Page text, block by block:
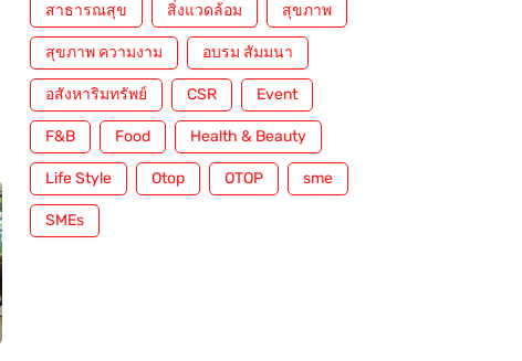
สาธารณสุข สิ่งแวดล้อม สุขภาพ
สุขภาพ ความงาม อบรม สัมมนา
อสังหาริมทรัพย์ CSR Event
F&B Food Health & Beauty
Life Style Otop OTOP sme
SMEs